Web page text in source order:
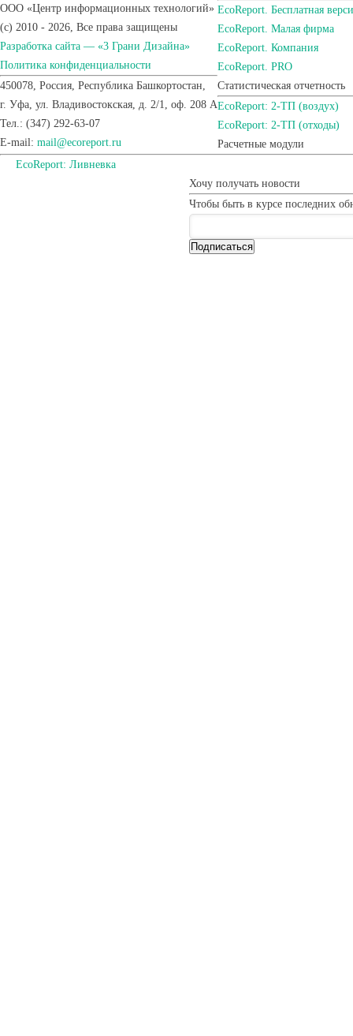
ООО «Центр информационных технологий»
(c) 2010 - 2026, Все права защищены
Разработка сайта — «3 Грани Дизайна»
Политика конфиденциальности
450078, Россия, Республика Башкортостан,
г. Уфа, ул. Владивостокская, д. 2/1, оф. 208 A
Тел.: (347) 292-63-07
E-mail: mail@ecoreport.ru
EcoReport. Бесплатная
EcoReport. Малая фирма
EcoReport. Компания
EcoReport. PRO
Статистическая отчетность
EcoReport: 2-ТП (воздух)
EcoReport: 2-ТП (отходы)
Расчетные модули
EcoReport: Ливневка
Хочу получать новости
Чтобы быть в курсе последних